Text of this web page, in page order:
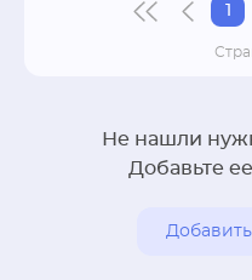
1
Не нашли
Добавьте